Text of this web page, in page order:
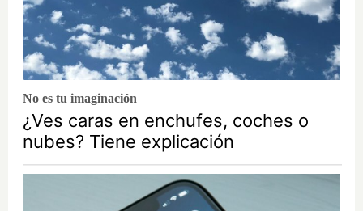
No es tu imaginación
¿Ves caras en enchufes, coches o
nubes? Tiene explicación